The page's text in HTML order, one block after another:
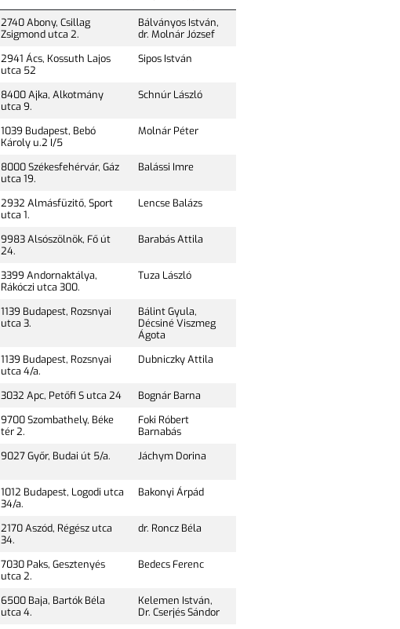
2740 Abony, Csillag
Zsigmond utca 2.
Bálványos István,
dr. Molnár József
2941 Ács, Kossuth Lajos
utca 52
Sipos István
8400 Ajka, Alkotmány
utca 9.
Schnúr László
1039 Budapest, Bebó
Károly u.2 I/5
Molnár Péter
8000 Székesfehérvár, Gáz
utca 19.
Balássi Imre
2932 Almásfüzitő, Sport
utca 1.
Lencse Balázs
9983 Alsószölnök, Fő út
24.
Barabás Attila
3399 Andornaktálya,
Rákóczi utca 300.
Tuza László
1139 Budapest, Rozsnyai
utca 3.
Bálint Gyula,
Décsiné Viszmeg
Ágota
1139 Budapest, Rozsnyai
utca 4/a.
Dubniczky Attila
3032 Apc, Petőfi S utca 24
Bognár Barna
9700 Szombathely, Béke
tér 2.
Foki Róbert
Barnabás
9027 Győr, Budai út 5/a. Jáchym Dorina
1012 Budapest, Logodi utca
34/a.
Bakonyi Árpád
2170 Aszód, Régész utca
34.
dr. Roncz Béla
7030 Paks, Gesztenyés
utca 2.
Bedecs Ferenc
6500 Baja, Bartók Béla
utca 4.
Kelemen István,
Dr. Cserjés Sándor